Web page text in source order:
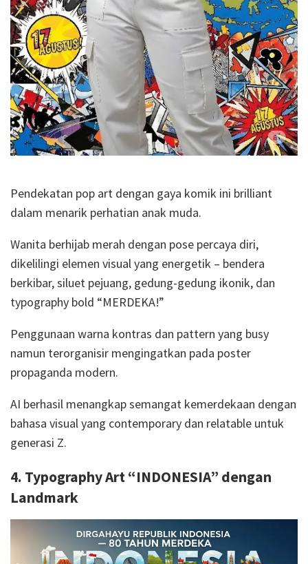
Pendekatan pop art dengan gaya komik ini brilliant
dalam menarik perhatian anak muda.
Wanita berhijab merah dengan pose percaya diri,
dikelilingi elemen visual yang energetik – bendera
berkibar, siluet pejuang, gedung-gedung ikonik, dan
typography bold “MERDEKA!”
Penggunaan warna kontras dan pattern yang busy
namun terorganisir mengingatkan pada poster
propaganda modern.
AI berhasil menangkap semangat kemerdekaan dengan
bahasa visual yang contemporary dan relatable untuk
generasi Z.
4. Typography Art “INDONESIA” dengan
Landmark